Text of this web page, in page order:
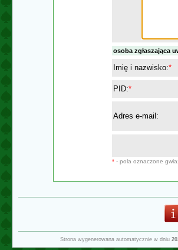
osoba zgłaszająca
Imię i nazwisko:*
PID:*
Adres e-mail:
* - pola oznaczone
Strona wygenerowana automatycznie w dniu